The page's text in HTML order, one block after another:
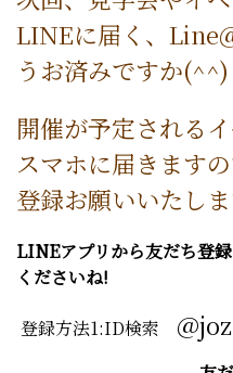
LINEに届く、
うお済みですか(^^)
開催が予定される
スマホに届きます
登録お願いいたしま
LINEアプリから友だち登
くださいね!
登録方法1:ID検索